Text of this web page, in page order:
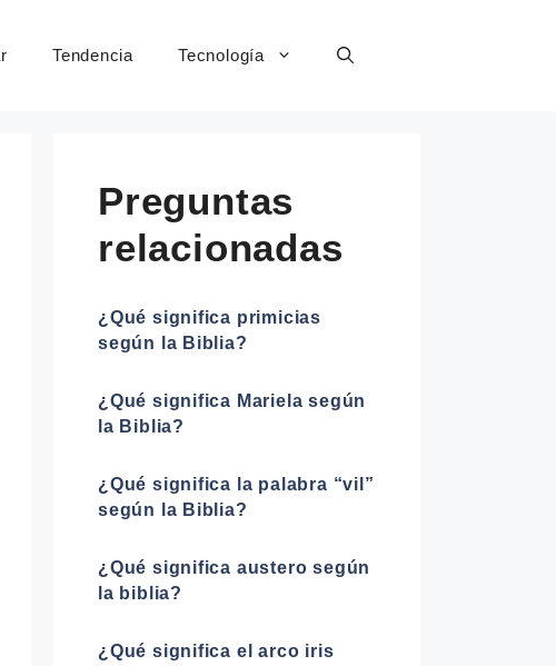
Tendencia Tecnología
Preguntas
relacionadas
¿Qué significa primicias
según la Biblia?
¿Qué significa Mariela según
la Biblia?
¿Qué significa la palabra “vil”
según la Biblia?
¿Qué significa austero según
la biblia?
¿Qué significa el arco iris